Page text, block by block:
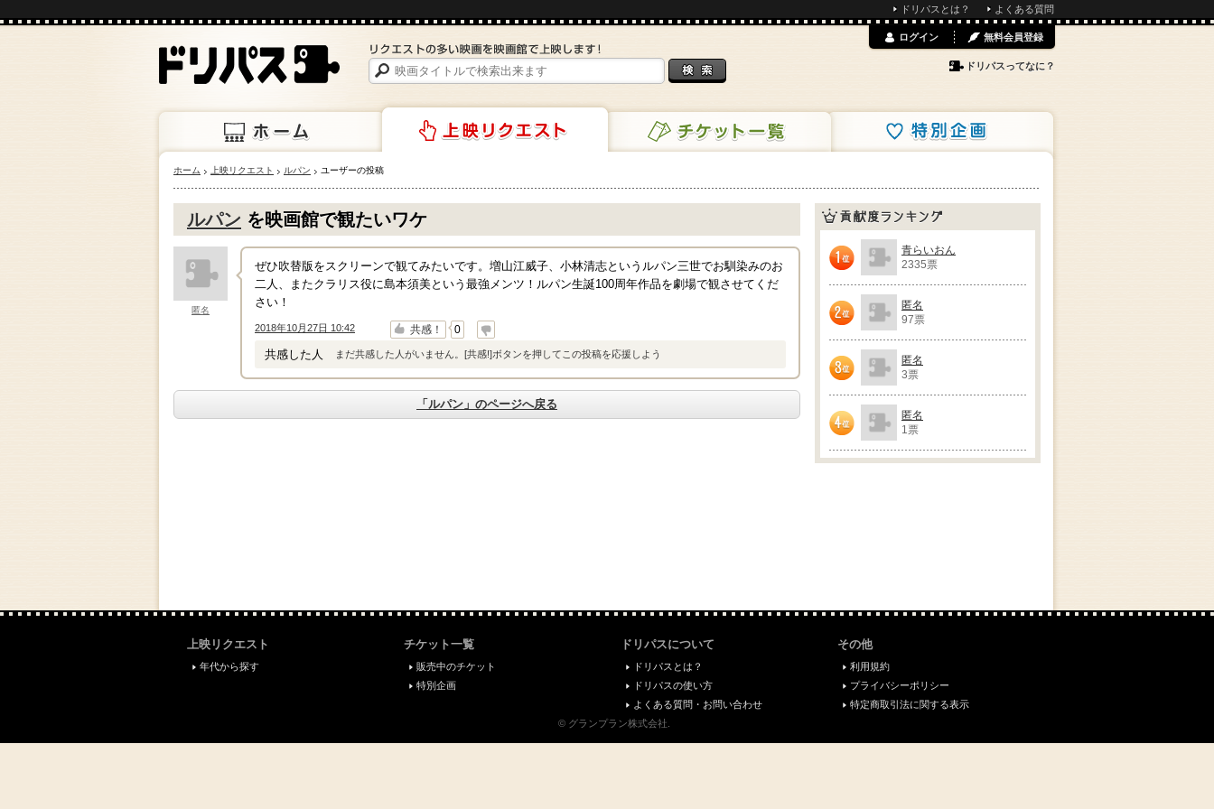
ドリパスとは？ よくある質問
ホーム 上映リクエスト チケット一覧 特別企画
ログイン 無料会員登録
ドリパスってなに？
ホーム 上映リクエスト ルパン ユーザーの投稿
ルパン を映画館で観たいワケ
匿名
ぜひ吹替版をスクリーンで観てみたいです。増山江威子、小林清志というルパン三世でお馴染みのお
二人、またクラリス役に島本須美という最強メンツ！ルパン生誕100周年作品を劇場で観させてくだ
さい！
2018年10月27日 10:42
↑ 共感！ 0
↓
共感した人 まだ共感した人がいません。[共感!]ボタンを押してこの投稿を応援しよう
「ルパン」のページへ戻る
貢献度ランキング
1位
青らいおん
2335票
2位
匿名
97票
3位
匿名
3票
4位
匿名
1票
上映リクエスト
年代から探す
チケット一覧
販売中のチケット
特別企画
ドリパスについて
ドリパスとは？
ドリパスの使い方
よくある質問・お問い合わせ
その他
利用規約
プライバシーポリシー
特定商取引法に関する表示
© グランプラン株式会社.